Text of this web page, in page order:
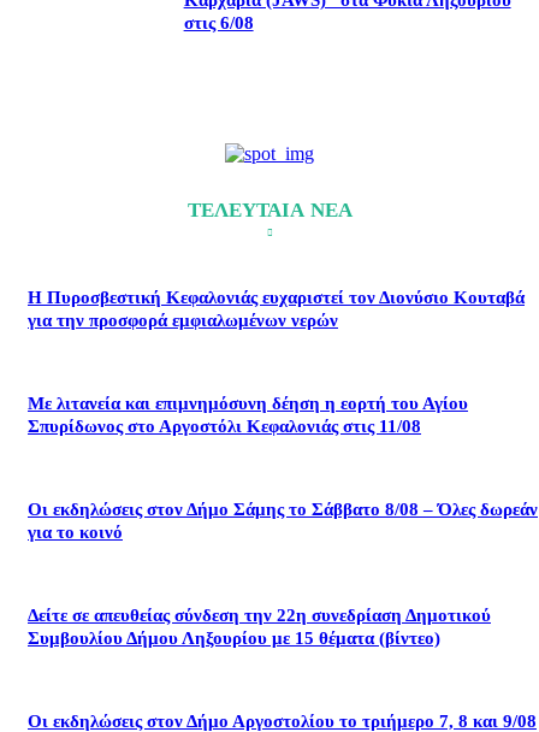
στις 6/08
ΤΕΛΕΥΤΑΙΑ ΝΕΑ
Η Πυροσβεστική Κεφαλονιάς ευχαριστεί τον Διονύσιο Κουταβά
για την προσφορά εμφιαλωμένων νερών
Με λιτανεία και επιμνημόσυνη δέηση η εορτή του Αγίου
Σπυρίδωνος στο Αργοστόλι Κεφαλονιάς στις 11/08
Οι εκδηλώσεις στον Δήμο Σάμης το Σάββατο 8/08 – Όλες δωρεάν
για το κοινό
Δείτε σε απευθείας σύνδεση την 22η συνεδρίαση Δημοτικού
Συμβουλίου Δήμου Ληξουρίου με 15 θέματα (βίντεο)
Οι εκδηλώσεις στον Δήμο Αργοστολίου το τριήμερο 7, 8 και 9/08